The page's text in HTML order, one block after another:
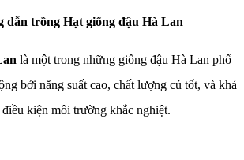
dẫn trồng Hạt giống đậu Hà Lan
là một trong những giống đậu Hà Lan phổ
bởi năng suất cao, chất lượng củ tốt, và khả
kiện môi trường khắc nghiệt.